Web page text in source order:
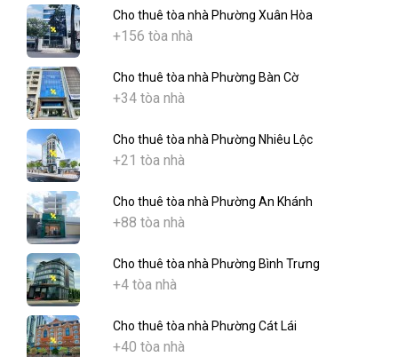
Cho thuê tòa nhà Phường Xuân Hòa
+156 tòa nhà
Cho thuê tòa nhà Phường Bàn Cờ
+34 tòa nhà
Cho thuê tòa nhà Phường Nhiêu Lộc
+21 tòa nhà
Cho thuê tòa nhà Phường An Khánh
+88 tòa nhà
Cho thuê tòa nhà Phường Bình Trưng
+4 tòa nhà
Cho thuê tòa nhà Phường Cát Lái
+40 tòa nhà